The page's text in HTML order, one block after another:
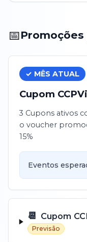
📅
✓ MÊS ATUAL
Cupom
3 Cupons ativos
o voucher
15%
Eventos
📆 Cupom
Previsão